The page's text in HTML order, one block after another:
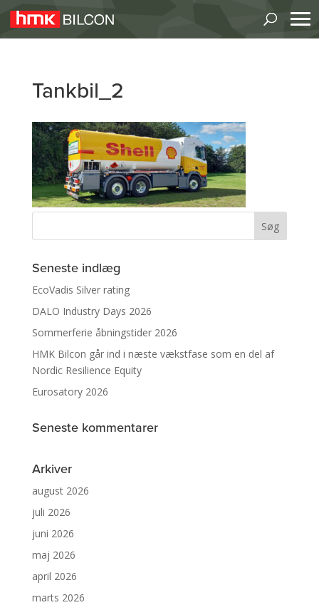
Tankbil_2
Seneste indlæg
EcoVadis Silver rating
DALO Industry Days 2026
Sommerferie åbningstider 2026
HMK Bilcon går ind i næste vækstfase som en del af
Nordic Resilience Equity
Eurosatory 2026
Seneste kommentarer
Arkiver
august 2026
juli 2026
juni 2026
maj 2026
april 2026
marts 2026